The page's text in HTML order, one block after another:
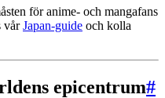
för anime- och mangafans
vårJapan-guide och kolla
epicentrum#